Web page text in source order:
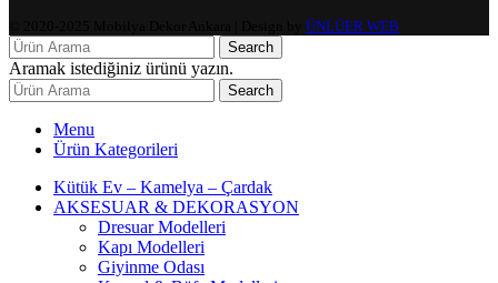
ÜNLÜER WEB
Search
Aramak istediğiniz ürünü yazın.
Search
Menu
Ürün Kategorileri
Kütük Ev – Kamelya – Çardak
AKSESUAR & DEKORASYON
Dresuar Modelleri
Kapı Modelleri
Giyinme Odası